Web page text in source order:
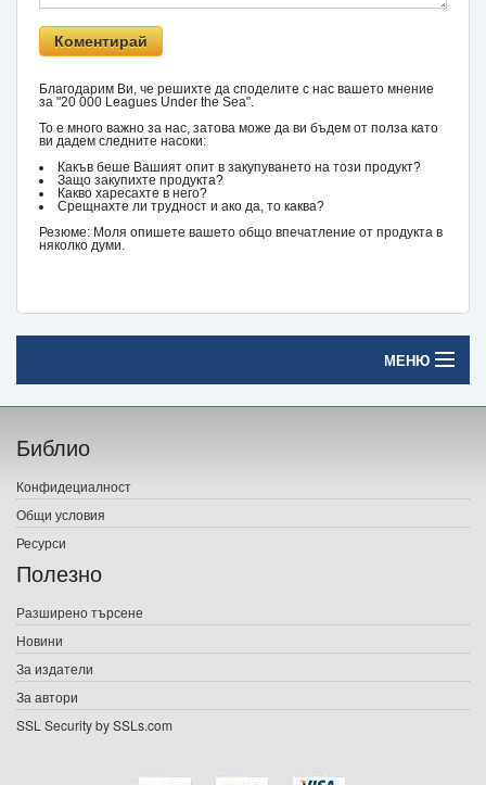
Благодарим Ви, че решихте да споделите с нас вашето мнение
за "20 000 Leagues Under the Sea".
То е много важно за нас, затова може да ви бъдем от полза като
ви дадем следните насоки:
Какъв беше Вашият опит в закупуването на този продукт?
Защо закупихте продукта?
Какво харесахте в него?
Срещнахте ли трудност и ако да, то каква?
Резюме: Моля опишете вашето общо впечатление от продукта в
няколко думи.
МЕНЮ
Начало
Печатни книги
Електронни книги
Е-списания
Подаръци
Ваучери
Библио
Конфидециалност
Общи условия
Ресурси
Полезно
Разширено търсене
Новини
За издатели
За автори
SSL Security by SSLs.com